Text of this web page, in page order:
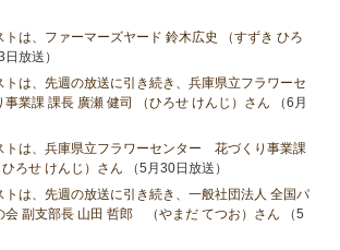
トは、ファーマーズヤード 鈴木広史 （すずき ひろ
日放送）
トは、先週の放送に引き続き、兵庫県立フラワーセ
業課 課長 廣瀬 健司 （ひろせ けんじ）さん （6月
トは、兵庫県立フラワーセンター 花づくり事業課
ろせ けんじ）さん （5月30日放送）
トは、先週の放送に引き続き、一般社団法人 全国パ
会 副支部長 山田 哲郎 （やまだ てつお）さん （5